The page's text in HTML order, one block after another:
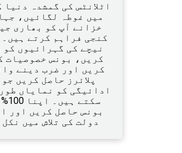
اٹلانٹس کی گمشدہ دنیا
میں غوطہ لگائیں،
خزانے آپ کو بھاری
کنجی فراہم کرتے
نیچے کی گہرائیوں کو
کریں، بونس خصوصیات
کریں اور ضرب دینے
پلائرز حاصل کریں
ادائیگی کو نمایاں
بونس حاصل کریں اور
دولت کی تلاش میں